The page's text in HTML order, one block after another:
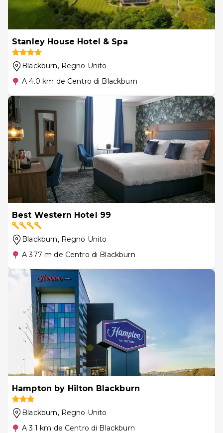
Stanley House Hotel & Spa
Blackburn, Regno Unito
A 4.0 km de Centro di Blackburn
Best Western Hotel 99
Blackburn, Regno Unito
A 377 m de Centro di Blackburn
Hampton by Hilton Blackburn
Blackburn, Regno Unito
A 3.1 km de Centro di Blackburn